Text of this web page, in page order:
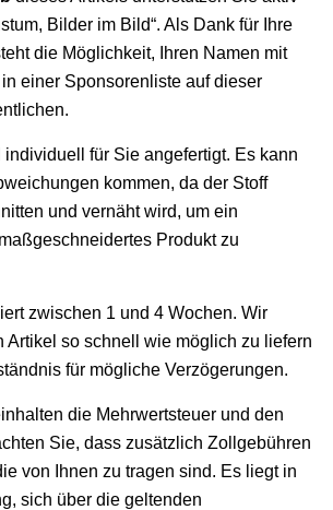
Bilder im Bild“. Als Dank für Ihre
die Möglichkeit, Ihren Namen mit
in einer Sponsorenliste auf dieser
individuell für Sie angefertigt. Es kann
kommen, da der Stoff
und vernäht wird, um ein
Produkt zu
zwischen 1 und 4 Wochen. Wir
Artikel so schnell wie möglich zu liefern
für mögliche Verzögerungen.
die Mehrwertsteuer und den
Sie, dass zusätzlich Zollgebühren
von Ihnen zu tragen sind. Es liegt in
sich über die geltenden